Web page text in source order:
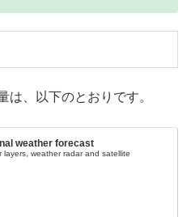
は、以下のとおりです。
weather forecast
layers, weather radar and satellite